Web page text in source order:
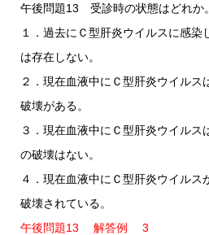
午後問題13 受診時の状態はどれか。
１．過去にＣ型肝炎ウイルスに感染
は存在しない。
２．現在血液中にＣ型肝炎ウイルス
破壊がある。
３．現在血液中にＣ型肝炎ウイルス
の破壊はない。
４．現在血液中にＣ型肝炎ウイルス
破壊されている。
午後問題13 解答例 3